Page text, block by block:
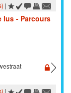
|
lus - Parcours
|